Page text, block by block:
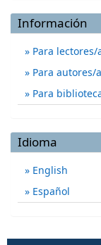
Información
Para lectores/
Para autores/
Para
Idioma
English
Español